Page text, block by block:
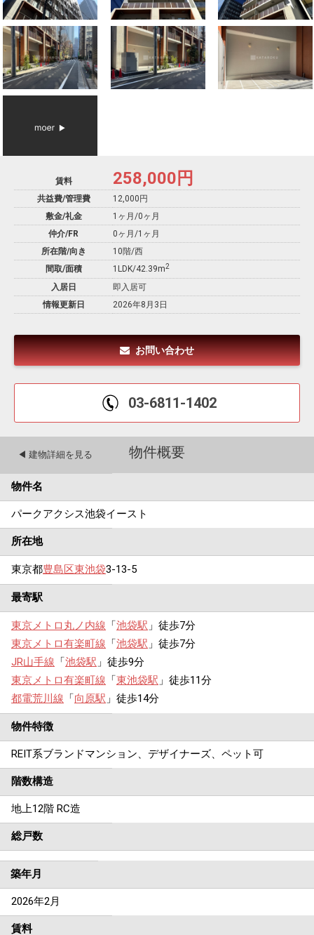
賃料 258,000 円
共益費/管理費
12,000円
敷金/礼金
1ヶ月 /0ヶ月
仲介/FR
0ヶ月 /1ヶ月
所在階/向き
10階/西
間取/面積
1LDK/42.39m2
入居日
即入居可
情報更新日
2026年8月3日
お問い合わせ
03-6811-1402
物件概要
◀︎ 建物詳細を見る
物件名
パークアクシス池袋イースト
所在地
東京都豊島区東池袋3-13-5
最寄駅
東京メトロ丸ノ内線 「池袋駅 」徒歩7分
東京メトロ有楽町線 「池袋駅 」徒歩7分
JR山手線 「池袋駅 」徒歩9分
東京メトロ有楽町線 「東池袋駅 」徒歩11分
都電荒川線 「向原駅 」徒歩14分
物件特徴
REIT系ブランドマンション、デザイナーズ、ペット可
階数構造
地上12階 RC造
総戸数
築年月
2026年2月
賃料